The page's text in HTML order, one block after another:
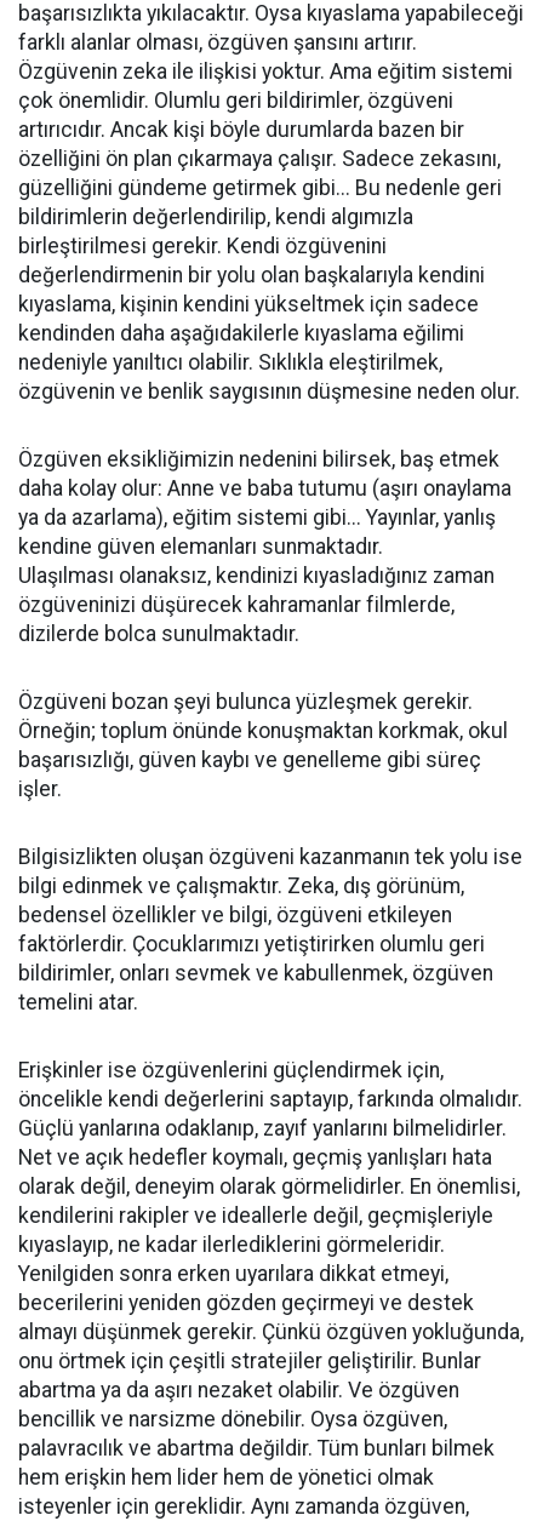
başarısızlıkta yıkılacaktır. Oysa kıyaslama yapabileceği
farklı alanlar olması, özgüven şansını artırır.
Özgüvenin zeka ile ilişkisi yoktur. Ama eğitim sistemi
çok önemlidir. Olumlu geri bildirimler, özgüveni
artırıcıdır. Ancak kişi böyle durumlarda bazen bir
özelliğini ön plan çıkarmaya çalışır. Sadece zekasını,
güzelliğini gündeme getirmek gibi... Bu nedenle geri
bildirimlerin değerlendirilip, kendi algımızla
birleştirilmesi gerekir. Kendi özgüvenini
değerlendirmenin bir yolu olan başkalarıyla kendini
kıyaslama, kişinin kendini yükseltmek için sadece
kendinden daha aşağıdakilerle kıyaslama eğilimi
nedeniyle yanıltıcı olabilir. Sıklıkla eleştirilmek,
özgüvenin ve benlik saygısının düşmesine neden olur.
Özgüven eksikliğimizin nedenini bilirsek, baş etmek
daha kolay olur: Anne ve baba tutumu (aşırı onaylama
ya da azarlama), eğitim sistemi gibi... Yayınlar, yanlış
kendine güven elemanları sunmaktadır.
Ulaşılması olanaksız, kendinizi kıyasladığınız zaman
özgüveninizi düşürecek kahramanlar filmlerde,
dizilerde bolca sunulmaktadır.
Özgüveni bozan şeyi bulunca yüzleşmek gerekir.
Örneğin; toplum önünde konuşmaktan korkmak, okul
başarısızlığı, güven kaybı ve genelleme gibi süreç
işler.
Bilgisizlikten oluşan özgüveni kazanmanın tek yolu ise
bilgi edinmek ve çalışmaktır. Zeka, dış görünüm,
bedensel özellikler ve bilgi, özgüveni etkileyen
faktörlerdir. Çocuklarımızı yetiştirirken olumlu geri
bildirimler, onları sevmek ve kabullenmek, özgüven
temelini atar.
Erişkinler ise özgüvenlerini güçlendirmek için,
öncelikle kendi değerlerini saptayıp, farkında olmalıdır.
Güçlü yanlarına odaklanıp, zayıf yanlarını bilmelidirler.
Net ve açık hedefler koymalı, geçmiş yanlışları hata
olarak değil, deneyim olarak görmelidirler. En önemlisi,
kendilerini rakipler ve ideallerle değil, geçmişleriyle
kıyaslayıp, ne kadar ilerlediklerini görmeleridir.
Yenilgiden sonra erken uyarılara dikkat etmeyi,
becerilerini yeniden gözden geçirmeyi ve destek
almayı düşünmek gerekir. Çünkü özgüven yokluğunda,
onu örtmek için çeşitli stratejiler geliştirilir. Bunlar
abartma ya da aşırı nezaket olabilir. Ve özgüven
bencillik ve narsizme dönebilir. Oysa özgüven,
palavracılık ve abartma değildir. Tüm bunları bilmek
hem erişkin hem lider hem de yönetici olmak
isteyenler için gereklidir. Aynı zamanda özgüven,